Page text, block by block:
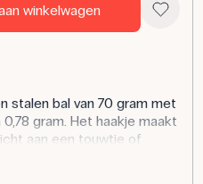
winkelwagen
stalen bal van 70 gram met
gram. Het haakje maakt
aan een touwtje of
oscillatie en beweging.